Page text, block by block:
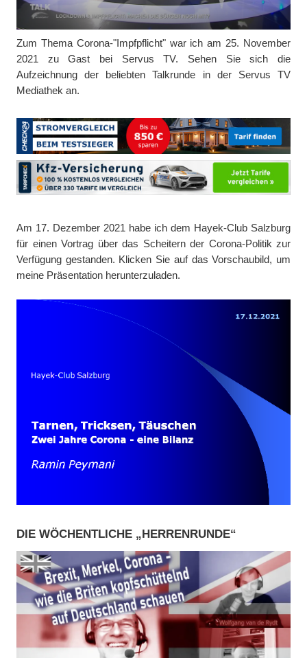
Zum Thema Corona-"Impfpflicht" war ich am 25. November
2021 zu Gast bei Servus TV. Sehen Sie sich die
Aufzeichnung der beliebten Talkrunde in der Servus TV
Mediathek an.
Am 17. Dezember 2021 habe ich dem Hayek-Club Salzburg
für einen Vortrag über das Scheitern der Corona-Politik zur
Verfügung gestanden. Klicken Sie auf das Vorschaubild, um
meine Präsentation herunterzuladen.
DIE WÖCHENTLICHE „HERRENRUNDE“